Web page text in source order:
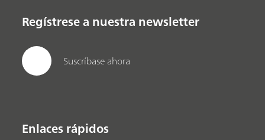
Regístrese a nuestra newsletter
Suscríbase ahora
Enlaces rápidos